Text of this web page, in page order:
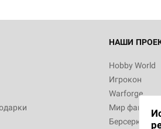
НАШИ
Hobby World
Игрокон
Warforge
Мир
Берсерк
Hobby World Ужас